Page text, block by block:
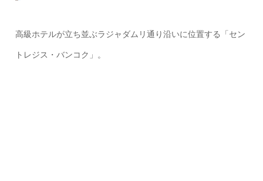
高級ホテルが立ち並ぶラジャダムリ通り沿いに位置する「セン
トレジス・バンコク」。